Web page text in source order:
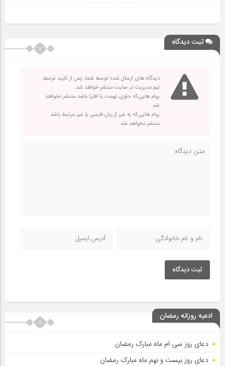
ثبت دیدگاه
دیدگاه های ارسال شده توسط شما، پس از تایید توسط
تیم مدیریت در سایت منتشر خواهد شد.
پیام هایی که حاوی تهمت یا افترا باشد منتشر نخواهد
شد.
پیام هایی که به غیر از زبان فارسی یا غیر مرتبط باشد
منتشر نخواهد شد.
ثبت دیدگاه
ادعیه روزانه رمضان
دعای روز سی ام ماه مبارک رمضان
دعای روز بیست و نهم ماه مبارک رمضان